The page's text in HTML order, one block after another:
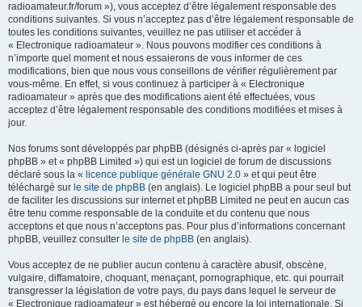
radioamateur.fr/forum »), vous acceptez d’être légalement responsable des
conditions suivantes. Si vous n’acceptez pas d’être légalement responsable de
toutes les conditions suivantes, veuillez ne pas utiliser et accéder à
« Electronique radioamateur ». Nous pouvons modifier ces conditions à
n’importe quel moment et nous essaierons de vous informer de ces
modifications, bien que nous vous conseillons de vérifier régulièrement par
vous-même. En effet, si vous continuez à participer à « Electronique
radioamateur » après que des modifications aient été effectuées, vous
acceptez d’être légalement responsable des conditions modifiées et mises à
jour.
Nos forums sont développés par phpBB (désignés ci-après par « logiciel
phpBB » et « phpBB Limited ») qui est un logiciel de forum de discussions
déclaré sous la « licence publique générale GNU 2.0 » et qui peut être
téléchargé sur le site de phpBB (en anglais). Le logiciel phpBB a pour seul but
de faciliter les discussions sur internet et phpBB Limited ne peut en aucun cas
être tenu comme responsable de la conduite et du contenu que nous
acceptons et que nous n’acceptons pas. Pour plus d’informations concernant
phpBB, veuillez consulter le site de phpBB (en anglais).
Vous acceptez de ne publier aucun contenu à caractère abusif, obscène,
vulgaire, diffamatoire, choquant, menaçant, pornographique, etc. qui pourrait
transgresser la législation de votre pays, du pays dans lequel le serveur de
« Electronique radioamateur » est hébergé ou encore la loi internationale. Si